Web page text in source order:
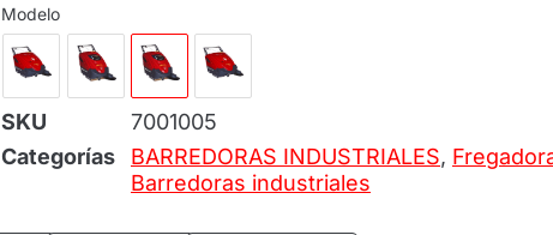
Modelo
SKU
7001005
Categorías
BARREDORAS INDUSTRIALES,
Barredoras industriales